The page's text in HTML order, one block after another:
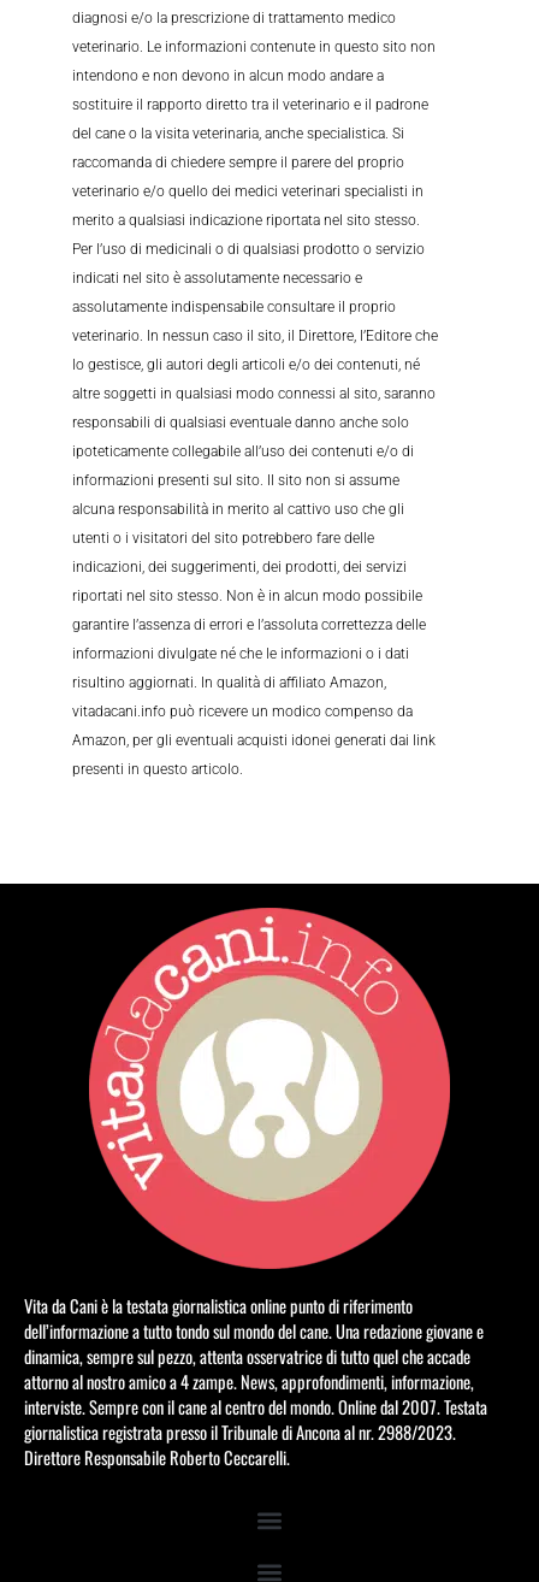
diagnosi e/o la prescrizione di trattamento medico
veterinario. Le informazioni contenute in questo sito non
intendono e non devono in alcun modo andare a
sostituire il rapporto diretto tra il veterinario e il padrone
del cane o la visita veterinaria, anche specialistica. Si
raccomanda di chiedere sempre il parere del proprio
veterinario e/o quello dei medici veterinari specialisti in
merito a qualsiasi indicazione riportata nel sito stesso.
Per l’uso di medicinali o di qualsiasi prodotto o servizio
indicati nel sito è assolutamente necessario e
assolutamente indispensabile consultare il proprio
veterinario. In nessun caso il sito, il Direttore, l’Editore che
lo gestisce, gli autori degli articoli e/o dei contenuti, né
altre soggetti in qualsiasi modo connessi al sito, saranno
responsabili di qualsiasi eventuale danno anche solo
ipoteticamente collegabile all’uso dei contenuti e/o di
informazioni presenti sul sito. Il sito non si assume
alcuna responsabilità in merito al cattivo uso che gli
utenti o i visitatori del sito potrebbero fare delle
indicazioni, dei suggerimenti, dei prodotti, dei servizi
riportati nel sito stesso. Non è in alcun modo possibile
garantire l’assenza di errori e l’assoluta correttezza delle
informazioni divulgate né che le informazioni o i dati
risultino aggiornati. In qualità di affiliato Amazon,
vitadacani.info può ricevere un modico compenso da
Amazon, per gli eventuali acquisti idonei generati dai link
presenti in questo articolo.
Vita da Cani è la testata giornalistica online punto di riferimento
dell’informazione a tutto tondo sul mondo del cane. Una redazione giovane e
dinamica, sempre sul pezzo, attenta osservatrice di tutto quel che accade
attorno al nostro amico a 4 zampe. News, approfondimenti, informazione,
interviste. Sempre con il cane al centro del mondo. Online dal 2007. Testata
giornalistica registrata presso il Tribunale di Ancona al nr. 2988/2023.
Direttore Responsabile Roberto Ceccarelli.